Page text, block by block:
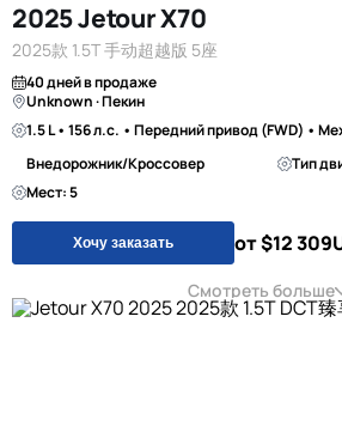
2025 Jetour X70
2025款 1.5T 手动超越版 5座
40 дней в продаже
Unknown · Пекин
1.5 L • 156 л.с. • Передний привод (FWD) •
Внедорожник/Кроссовер
Тип
Мест: 5
Хочу заказать от $12 309
Смотреть больше